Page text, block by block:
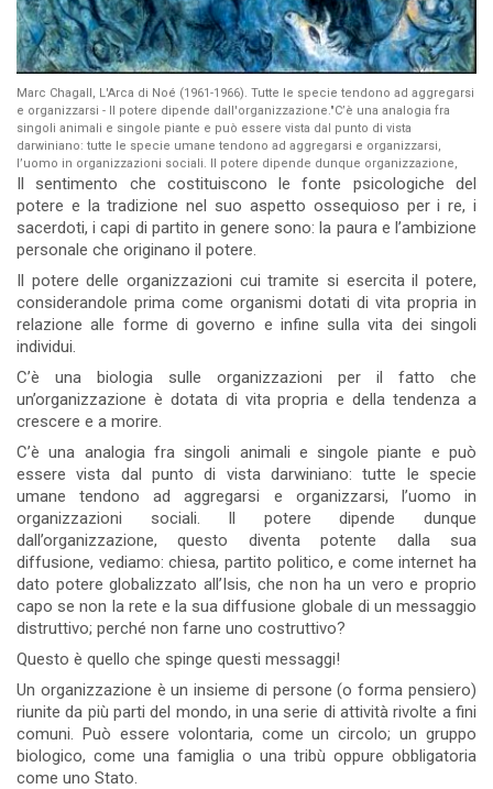
Marc Chagall, L'Arca di Noé (1961-1966). Tutte le specie tendono ad aggregarsi
e organizzarsi - Il potere dipende dall'organizzazione."C’è una analogia fra
singoli animali e singole piante e può essere vista dal punto di vista
darwiniano: tutte le specie umane tendono ad aggregarsi e organizzarsi,
l’uomo in organizzazioni sociali. Il potere dipende dunque organizzazione,
Il sentimento che costituiscono le fonte psicologiche del
potere e la tradizione nel suo aspetto ossequioso per i re, i
sacerdoti, i capi di partito in genere sono: la paura e l’ambizione
personale che originano il potere.
Il potere delle organizzazioni cui tramite si esercita il potere,
considerandole prima come organismi dotati di vita propria in
relazione alle forme di governo e infine sulla vita dei singoli
individui.
C’è una biologia sulle organizzazioni per il fatto che
un’organizzazione è dotata di vita propria e della tendenza a
crescere e a morire.
C’è una analogia fra singoli animali e singole piante e può
essere vista dal punto di vista darwiniano: tutte le specie
umane tendono ad aggregarsi e organizzarsi, l’uomo in
organizzazioni sociali. Il potere dipende dunque
dall’organizzazione, questo diventa potente dalla sua
diffusione, vediamo: chiesa, partito politico, e come internet ha
dato potere globalizzato all’Isis, che non ha un vero e proprio
capo se non la rete e la sua diffusione globale di un messaggio
distruttivo; perché non farne uno costruttivo?
Questo è quello che spinge questi messaggi!
Un organizzazione è un insieme di persone (o forma pensiero)
riunite da più parti del mondo, in una serie di attività rivolte a fini
comuni. Può essere volontaria, come un circolo; un gruppo
biologico, come una famiglia o una tribù oppure obbligatoria
come uno Stato.